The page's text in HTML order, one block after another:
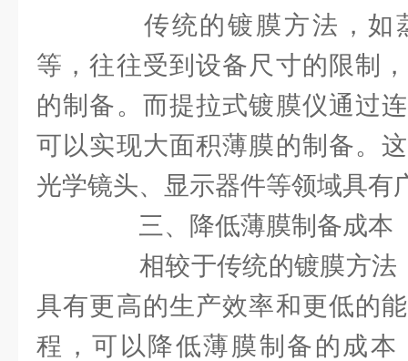
传统的镀膜方法，如
等，往往受到设备尺寸的限制
的制备。而提拉式镀膜仪通过
可以实现大面积薄膜的制备。
光学镜头、显示器件等领域具有
三、降低薄膜制备成本
相较于传统的镀膜方法
具有更高的生产效率和更低的
程，可以降低薄膜制备的成本